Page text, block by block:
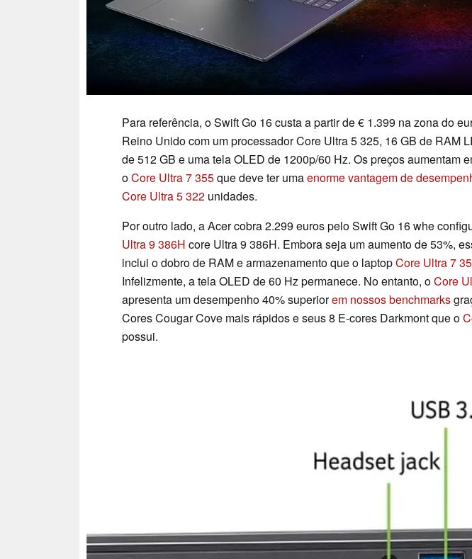
Para referência, o Swift Go 16 custa a partir de € 1.399 na zona do
Reino Unido com um processador Core Ultra 5 325, 16 GB de RAM
de 512 GB e uma tela OLED de 1200p/60 Hz. Os preços aumentam
oCore Ultra 7 355que deve ter umaenorme vantagem de
Core Ultra 5 322 unidades.
Por outro lado, a Acer cobra 2.299 euros pelo Swift Go 16 whe
Ultra 9 386H core Ultra 9 386H. Embora seja um aumento de 53%,
inclui o dobro de RAM e armazenamento que o laptopCore Ultra 7
Infelizmente, a tela OLED de 60 Hz permanece. No entanto, oCore
apresenta um desempenho 40% superiorem nossos benchmarks
Cores Cougar Cove mais rápidos e seus 8 E-cores Darkmont que o
possui.